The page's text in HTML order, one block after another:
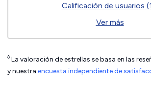
Calificación de usuarios
Ver más
◊ La valoración de estrellas se basa en las
y nuestra encuesta independiente de